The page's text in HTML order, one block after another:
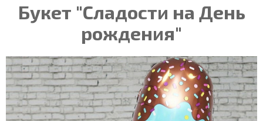
Букет "Сладости на День
рождения"